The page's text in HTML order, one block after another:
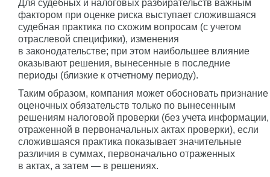
Для судебных и налоговых разбирательств важным
фактором при оценке риска выступает сложившаяся
судебная практика по схожим вопросам (с учетом
отраслевой специфики), изменения
в законодательстве; при этом наибольшее влияние
оказывают решения, вынесенные в последние
периоды (близкие к отчетному периоду).
Таким образом, компания может обосновать признание
оценочных обязательств только по вынесенным
решениям налоговой проверки (без учета информации,
отраженной в первоначальных актах проверки), если
сложившаяся практика показывает значительные
различия в суммах, первоначально отраженных
в актах, а затем — в решениях.